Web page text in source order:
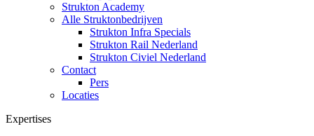
Strukton Academy
Alle Struktonbedrijven
Strukton Infra Specials
Strukton Rail Nederland
Strukton Civiel Nederland
Contact
Pers
Locaties
Expertises